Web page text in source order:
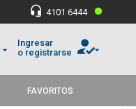
headset_mic 4101 6444 •
arrow_drop_down
Ingresar
o registrarse how_to_reg
arrow_drop_down
FAVORITOS